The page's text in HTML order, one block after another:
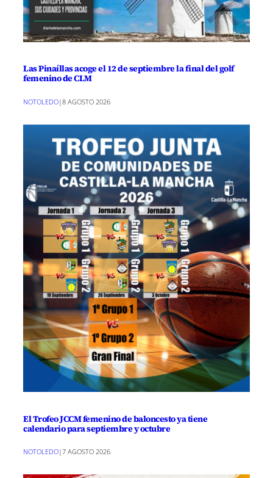
Las Pinaíllas acoge el 12 de septiembre la final del golf
femenino de CLM
NOTOLEDO|8 AGOSTO 2026
El Trofeo JCCM femenino de baloncesto ya tiene
calendario para septiembre y octubre
NOTOLEDO|7 AGOSTO 2026